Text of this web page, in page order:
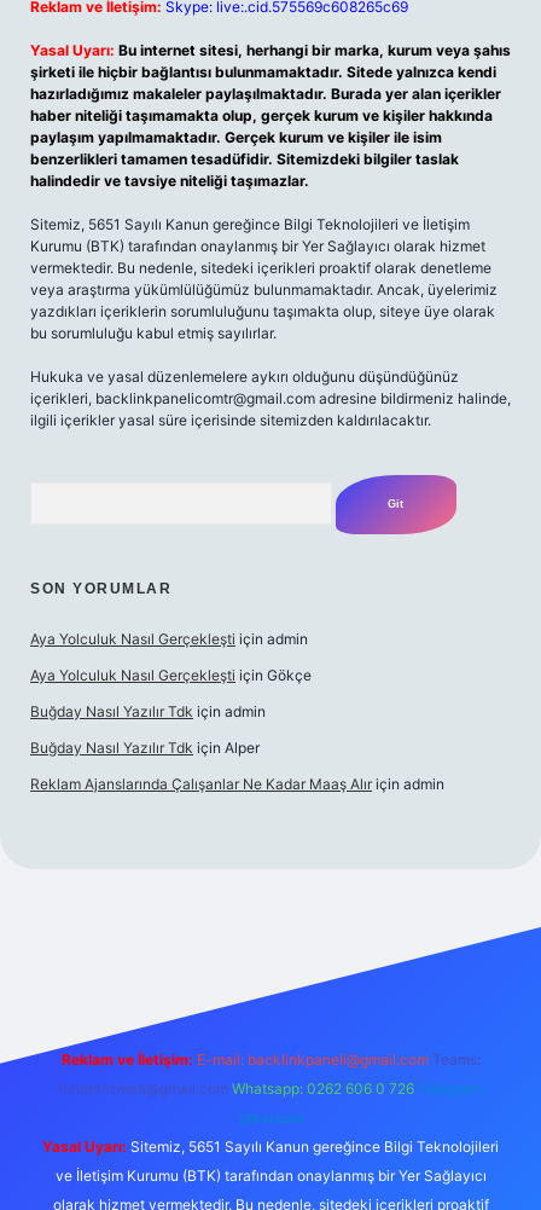
Reklam ve İletişim: Skype: live:.cid.575569c608265c69
Yasal Uyarı: Bu internet sitesi, herhangi bir marka, kurum veya şahıs
şirketi ile hiçbir bağlantısı bulunmamaktadır. Sitede yalnızca kendi
hazırladığımız makaleler paylaşılmaktadır. Burada yer alan içerikler
haber niteliği taşımamakta olup, gerçek kurum ve kişiler hakkında
paylaşım yapılmamaktadır. Gerçek kurum ve kişiler ile isim
benzerlikleri tamamen tesadüfidir. Sitemizdeki bilgiler taslak
halindedir ve tavsiye niteliği taşımazlar.
Sitemiz, 5651 Sayılı Kanun gereğince Bilgi Teknolojileri ve İletişim
Kurumu (BTK) tarafından onaylanmış bir Yer Sağlayıcı olarak hizmet
vermektedir. Bu nedenle, sitedeki içerikleri proaktif olarak denetleme
veya araştırma yükümlülüğümüz bulunmamaktadır. Ancak, üyelerimiz
yazdıkları içeriklerin sorumluluğunu taşımakta olup, siteye üye olarak
bu sorumluluğu kabul etmiş sayılırlar.
Hukuka ve yasal düzenlemelere aykırı olduğunu düşündüğünüz
içerikleri, backlinkpanelicomtr@gmail.com adresine bildirmeniz halinde,
ilgili içerikler yasal süre içerisinde sitemizden kaldırılacaktır.
SON YORUMLAR
Aya Yolculuk Nasıl Gerçekleşti için admin
Aya Yolculuk Nasıl Gerçekleşti için Gökçe
Buğday Nasıl Yazılır Tdk için admin
Buğday Nasıl Yazılır Tdk için Alper
Reklam Ajanslarında Çalışanlar Ne Kadar Maaş Alır için admin
Reklam ve İletişim: E-mail: backlinkpaneli@gmail.com Teams:
forumhizmeti@gmail.com Whatsapp: 0262 606 0 726 Telegram:
@karabul
Yasal Uyarı: Sitemiz, 5651 Sayılı Kanun gereğince Bilgi Teknolojileri
ve İletişim Kurumu (BTK) tarafından onaylanmış bir Yer Sağlayıcı
olarak hizmet vermektedir. Bu nedenle, sitedeki içerikleri proaktif